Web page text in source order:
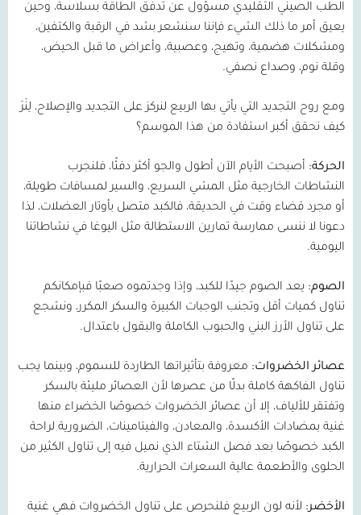
الطب الصيني التقليدي مسؤول عن تدفق الطاقة بسلاسة، وحين
يعيق أمر ما ذلك الشيء فإننا سنشعر بشد في الرقبة والكتفين،
ومشكلات هضمية، وتهيج، وعصبية، وأعراض ما قبل الحيض،
وقلة نوم، وصداع نصفي.
ومع روح التجديد التي يأتي بها الربيع لنركز على التجديد والإصلاح، لِنَرَ
كيف نحقق أكبر استفادة من هذا الموسم؟
الحركة: أصبحت الأيام الآن أطول والجو أكثر دفئًا، فلنجرب
النشاطات الخارجية مثل المشي السريع، والسير لمسافات طويلة،
أو مجرد قضاء وقت في الحديقة، فالكبد متصل بأوتار العضلات، لذا
دعونا لا ننسى ممارسة تمارين الاستطالة مثل اليوغا في نشاطاتنا
اليومية.
الصوم: يعد الصوم جيدًا للكبد، وإذا وجدتموه صعبًا فبإمكانكم
تناول كميات أقل وتجنب الوجبات الكبيرة والسكر المكرر، ونشجع
على تناول الأرز البني والحبوب الكاملة والبقول باعتدال.
عصائر الخضروات: معروفة بتأثيراتها الطاردة للسموم، وبينما يجب
تناول الفاكهة كاملة بدلًا من عصرها لأن العصائر مليئة بالسكر
وتفتقر للألياف، إلا أن عصائر الخضروات خصوصًا الخضراء منها
غنية بمضادات الأكسدة، والمعادن، والفيتامينات، الضرورية لراحة
الكبد خصوصًا بعد فصل الشتاء الذي نميل فيه إلى تناول الكثير من
الحلوى والأطعمة عالية السعرات الحرارية.
الأخضر: لأنه لون الربيع فلنحرص على تناول الخضروات فهي غنية